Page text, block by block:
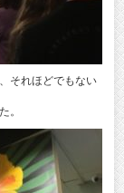
それほどでもない
。